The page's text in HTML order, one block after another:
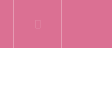
Hodnocení
Přihlášení